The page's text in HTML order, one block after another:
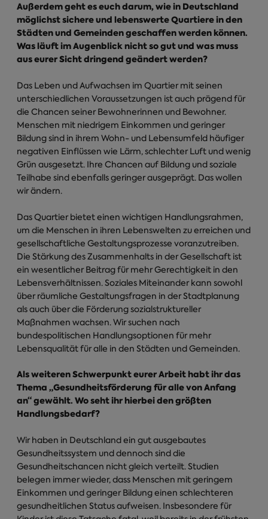
Außerdem geht es euch darum, wie in Deutschland
möglichst sichere und lebenswerte Quartiere in den
Städten und Gemeinden geschaffen werden können.
Was läuft im Augenblick nicht so gut und was muss
aus eurer Sicht dringend geändert werden?
Das Leben und Aufwachsen im Quartier mit seinen
unterschiedlichen Voraussetzungen ist auch prägend für
die Chancen seiner Bewohnerinnen und Bewohner.
Menschen mit niedrigem Einkommen und geringer
Bildung sind in ihrem Wohn- und Lebensumfeld häufiger
negativen Einflüssen wie Lärm, schlechter Luft und wenig
Grün ausgesetzt. Ihre Chancen auf Bildung und soziale
Teilhabe sind ebenfalls geringer ausgeprägt. Das wollen
wir ändern.
Das Quartier bietet einen wichtigen Handlungsrahmen,
um die Menschen in ihren Lebenswelten zu erreichen und
gesellschaftliche Gestaltungsprozesse voranzutreiben.
Die Stärkung des Zusammenhalts in der Gesellschaft ist
ein wesentlicher Beitrag für mehr Gerechtigkeit in den
Lebensverhältnissen. Soziales Miteinander kann sowohl
über räumliche Gestaltungsfragen in der Stadtplanung
als auch über die Förderung sozialstruktureller
Maßnahmen wachsen. Wir suchen nach
bundespolitischen Handlungsoptionen für mehr
Lebensqualität für alle in den Städten und Gemeinden.
Als weiteren Schwerpunkt eurer Arbeit habt ihr das
Thema „Gesundheitsförderung für alle von Anfang
an“ gewählt. Wo seht ihr hierbei den größten
Handlungsbedarf?
Wir haben in Deutschland ein gut ausgebautes
Gesundheitssystem und dennoch sind die
Gesundheitschancen nicht gleich verteilt. Studien
belegen immer wieder, dass Menschen mit geringem
Einkommen und geringer Bildung einen schlechteren
gesundheitlichen Status aufweisen. Insbesondere für